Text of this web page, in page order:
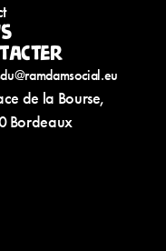
de la Bourse,
Bordeaux